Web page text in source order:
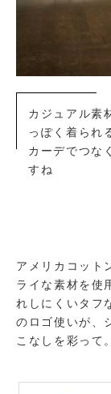
カジュアル素
っぽく着られ
カーデでつな
すね
アメリカコット
ライな素材を使
れしにくいタフ
のロゴ使いが、
こなしを彩って。